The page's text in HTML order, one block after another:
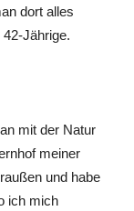
dort alles
Jährige.
mit der Natur
meiner
und habe
ich mich